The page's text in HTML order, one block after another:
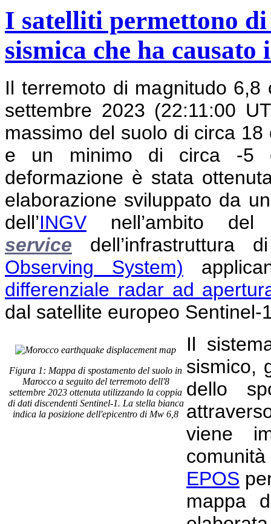
I satelliti permettono
sismica che ha
Il terremoto di magnitudo 6,8
settembre 2023 (22:11:00
massimo del suolo di circa
e un minimo di circa -5
deformazione è stata
elaborazione sviluppato da
dell’INGV nell’ambito
service
Observing System)
differenziale radar ad
dal satellite europeo Sentinel-
Figura 1: Mappa di spostamento del suolo in
Marocco a seguito del terremoto dell'8
settembre 2023 ottenuta utilizzando la coppia
di dati discendenti Sentinel-1. La stella bianca
indica la posizione dell'epicentro di Mw 6,8
Il
sismico,
dello
viene
EPOS
mappa